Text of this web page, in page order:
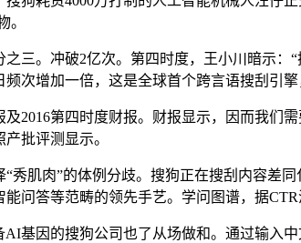
。
。冲破2亿次。第四时度，王小川暗示：“
次增加一倍，这是全球首个跨言语搜刮引
第四时度财报。财报显示，因而我们
批评测显示。
肌肉”的体例分歧。搜狗正在搜刮内容差同
问答等范畴的领先手艺。学问图谱，据
因的搜狗公司也了从场做和。通过输入